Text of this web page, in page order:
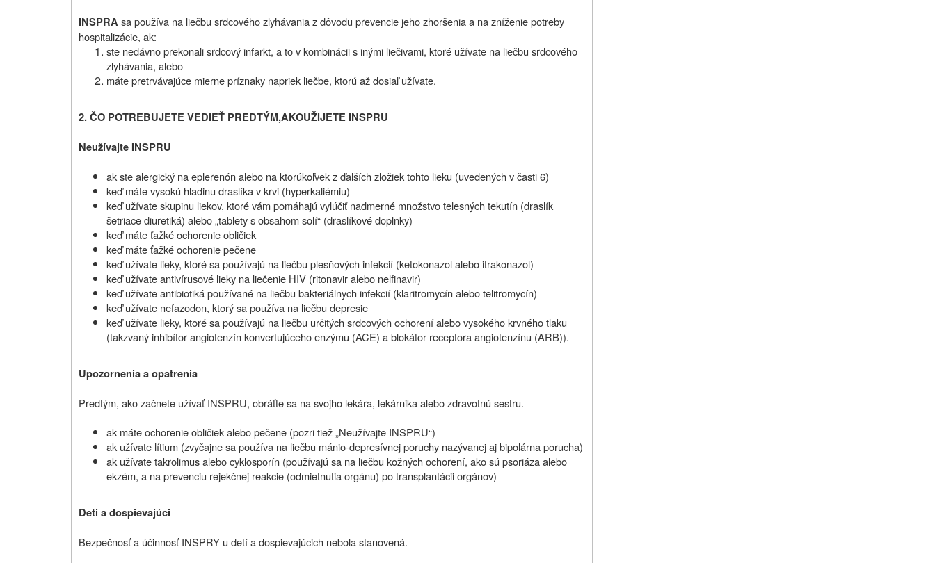
INSPRAsa používa na liečbu srdcového zlyhávania z dôvodu prevencie jehozhoršenia a na zníženie potreby
hospitalizácie, ak:
ste nedávno prekonali srdcový infarkt, a to v kombinácii s inými liečivami, ktoré užívate na liečbu srdcového
zlyhávania, alebo
máte pretrvávajúce mierne príznaky napriek liečbe, ktorú až dosiaľ užívate.
2.ČO POTREBUJETE VEDIEŤ PREDTÝM,AKOUŽIJETE INSPRU
Neužívajte INSPRU
ak ste alergický na eplerenón alebo naktorúkoľvek z ďalších zložiektohto lieku (uvedených v časti 6)
keď máte vysokú hladinu draslíka v krvi (hyperkaliémiu)
keď užívate skupinu liekov, ktoré vám pomáhajú vylúčiť nadmerné množstvo telesných tekutín (draslík
šetriace diuretiká) alebo „tablety s obsahom solí“ (draslíkové doplnky)
keď máte ťažké ochorenie obličiek
keď máte ťažké ochorenie pečene
keď užívate lieky, ktoré sa používajú na liečbu plesňových infekcií (ketokonazol alebo itrakonazol)
keď užívate antivírusové lieky na liečenie HIV (ritonavir alebo nelfinavir)
keď užívate antibiotiká používané na liečbu bakteriálnych infekcií (klaritromycín alebo telitromycín)
keď užívate nefazodon, ktorý sa používa na liečbu depresie
keď užívate lieky, ktoré sa používajú na liečbu určitých srdcových ochorení alebovysokého krvného tlaku
(takzvaný inhibítor angiotenzín konvertujúceho enzýmu (ACE) a blokátor receptoraangiotenzínu (ARB)).
Upozornenia a opatrenia
Predtým, ako začnete užívať INSPRU, obráťte sa na svojho lekára, lekárnika alebo zdravotnú sestru.
ak máte ochorenie obličiek alebo pečene (pozri tiež „Neužívajte INSPRU“)
ak užívate lítium (zvyčajne sa používa na liečbu mánio-depresívnej poruchy nazývanej aj bipolárna porucha)
ak užívate takrolimus alebo cyklosporín (používajú sa na liečbu kožných ochorení, ako sú psoriáza alebo
ekzém, a na prevenciu rejekčnej reakcie (odmietnutia orgánu) po transplantácii orgánov)
Deti a dospievajúci
Bezpečnosť a účinnosť INSPRY u detí a dospievajúcich nebola stanovená.